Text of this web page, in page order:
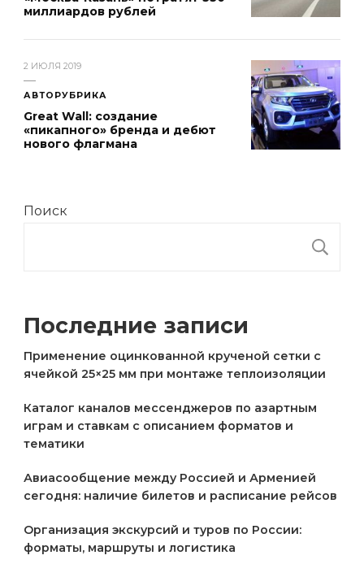
миллиардов рублей
2 ИЮЛЯ 2019
АВТОРУБРИКА
Great Wall: создание
«пикапного» бренда и дебют
нового флагмана
Поиск
Последние записи
Применение оцинкованной крученой сетки с
ячейкой 25×25 мм при монтаже теплоизоляции
Каталог каналов мессенджеров по азартным
играм и ставкам с описанием форматов и
тематики
Авиасообщение между Россией и Арменией
сегодня: наличие билетов и расписание рейсов
Организация экскурсий и туров по России:
форматы, маршруты и логистика